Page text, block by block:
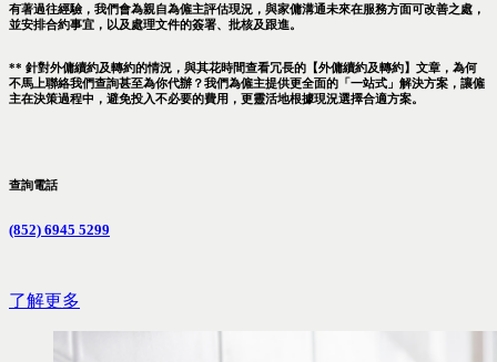
有著過往經驗，我們會為親自為僱主評估現況，與家傭溝通未來在服務方面可改善之處，
並安排合約事宜，以及處理文件的簽署、批核及跟進。
** 針對外傭續約及轉約的情況，與其花時間查看冗長的【外傭續約及轉約】文章，為何
不馬上聯絡我們查詢甚至為你代辦？我們為僱主提供更全面的「一站式」解決方案，讓僱
主在決策過程中，避免投入不必要的費用，更靈活地根據現況選擇合適方案。
查詢電話
(852) 6945 5299
了解更多